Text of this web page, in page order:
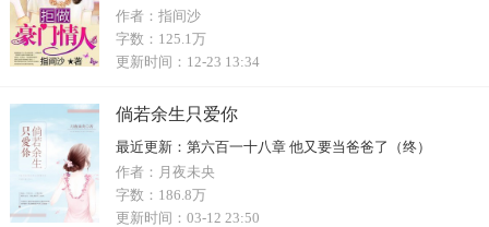
作者： 指间沙
字数： 125.1万
更新时间： 12-23 13:34
倘若余生只爱你
最近更新： 第六百一十八章 他又要当爸爸了（终）
作者： 月夜未央
字数： 186.8万
更新时间： 03-12 23:50